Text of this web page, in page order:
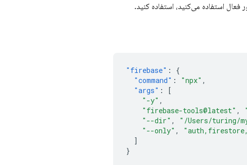
استفاده می‌کنید، استفاده کنید.
"firebase" :
{
"command" : "npx" ,
"args" :
[
"-y" ,
"firebase-tools@latest" ,
"--dir" , "/Users/turing/
"--only" ,
]
}